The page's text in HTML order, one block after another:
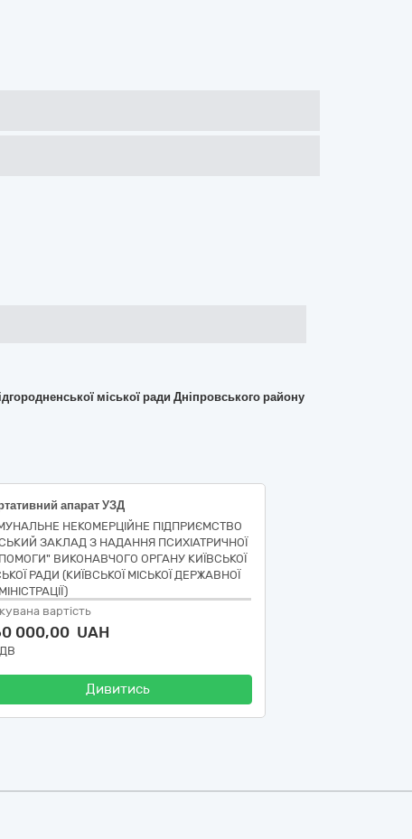
міської ради Дніпровського району
апарат УЗД
НЕКОМЕРЦІЙНЕ ПІДПРИЄМСТВО
ЗАКЛАД З НАДАННЯ ПСИХІАТРИЧНОЇ
ВИКОНАВЧОГО ОРГАНУ КИЇВСЬКОЇ
РАДИ (КИЇВСЬКОЇ МІСЬКОЇ ДЕРЖАВНОЇ
вартість
000,00 UAH
Дивитись